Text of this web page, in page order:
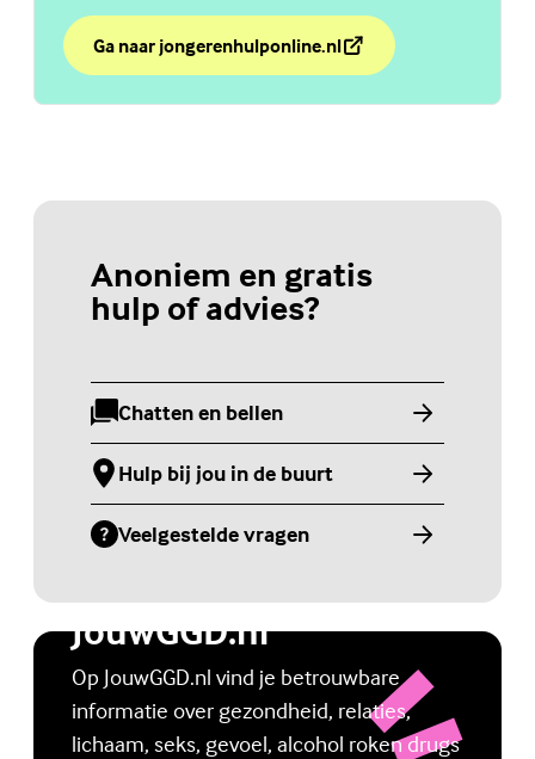
Ga naar jongerenhulponline.nl
over Weet jij de weg naar hulp?
(Externe link)
Anoniem en gratis
hulp of advies?
Chatten en bellen
(Externe link)
Hulp bij jou in de buurt
(Externe link)
Veelgestelde vragen
(Externe link)
Jongerenwebsite
JouwGGD.nl
Op JouwGGD.nl vind je betrouwbare
informatie over gezondheid, relaties,
lichaam, seks, gevoel, alcohol roken drugs